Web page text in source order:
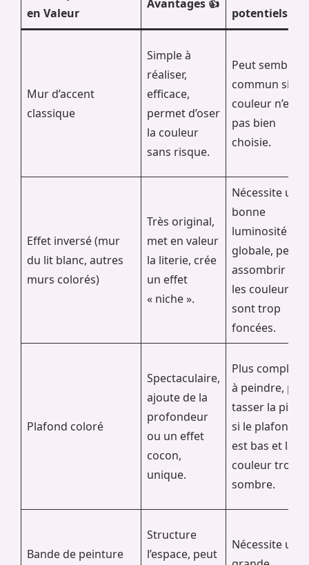
en Valeur
Avantages 👍
potentiels 👎
Mur d’accent
classique
Simple à
réaliser,
efficace,
permet d’oser
la couleur
sans risque.
Peut sembler
commun si la
couleur n’est
pas bien
choisie.
Effet inversé (mur
du lit blanc, autres
murs colorés)
Très original,
met en valeur
la literie, crée
un effet
« niche ».
Nécessite une
bonne
luminosité
globale, peut
assombrir si
les couleurs
sont trop
foncées.
Plafond coloré
Spectaculaire,
ajoute de la
profondeur
ou un effet
cocon,
unique.
Plus complexe
à peindre,
tasser la pièce
si le plafond
est bas et la
couleur trop
sombre.
Bande de peinture
Structure
l’espace, peut
Nécessite une